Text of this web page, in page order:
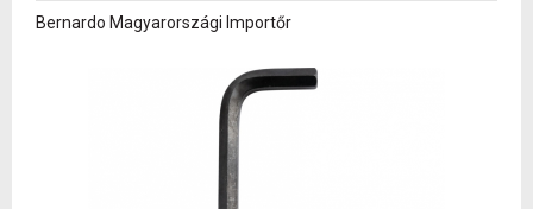
NINCS MÉG FIÓKOM
Bernardo Magyarországi Importőr